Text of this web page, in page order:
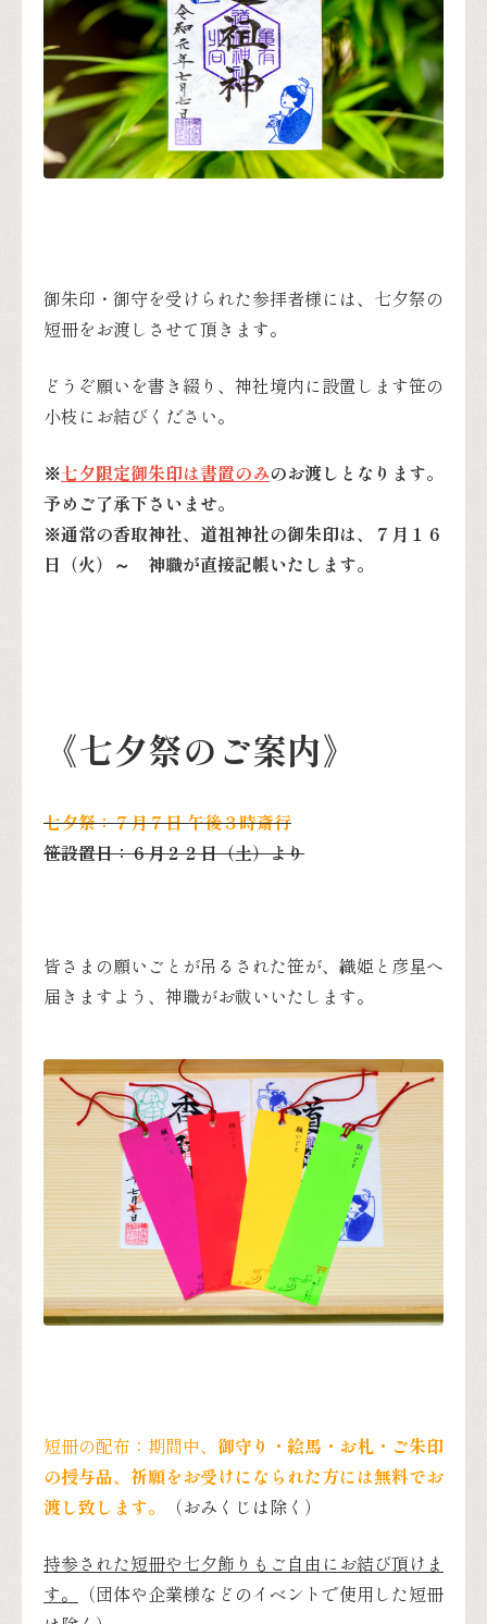
御朱印・御守を受けられた参拝者様には、七夕祭の
短冊をお渡しさせて頂きます。
どうぞ願いを書き綴り、神社境内に設置します笹の
小枝にお結びください。
※七夕限定御朱印は書置のみのお渡しとなります。
予めご了承下さいませ。
※通常の香取神社、道祖神社の御朱印は、７月１６
日（火）～ 神職が直接記帳いたします。
《七夕祭のご案内》
七夕祭：７月７日 午後３時斎行
笹設置日：６月２２日（土）より
皆さまの願いごとが吊るされた笹が、織姫と彦星へ
届きますよう、神職がお祓いいたします。
短冊の配布：期間中、 御守り・絵馬・お札・ご朱印
の授与品、祈願をお受けになられた方には無料でお
渡し致します。
（おみくじは除く）
持参された短冊や七夕飾りもご自由にお結び頂けま
す。
（団体や企業様などのイベントで使用した短冊